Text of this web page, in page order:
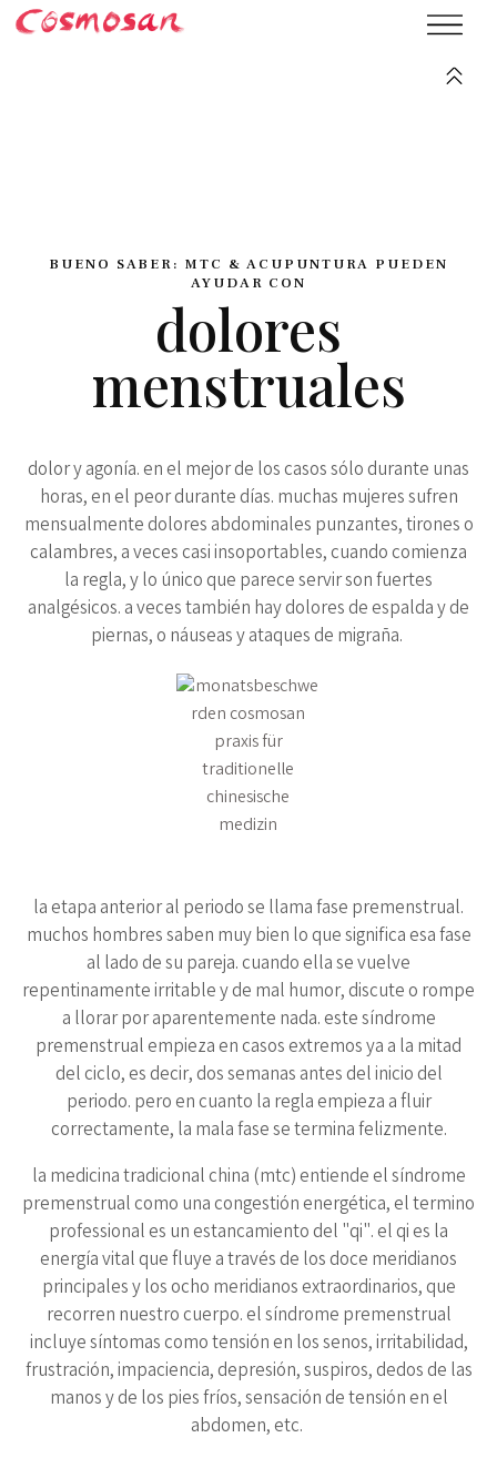
BUENO SABER: MTC & ACUPUNTURA PUEDEN
AYUDAR CON
dolores
menstruales
dolor y agonía. en el mejor de los casos sólo durante unas
horas, en el peor durante días. muchas mujeres sufren
mensualmente dolores abdominales punzantes, tirones o
calambres, a veces casi insoportables, cuando comienza
la regla, y lo único que parece servir son fuertes
analgésicos. a veces también hay dolores de espalda y de
piernas, o náuseas y ataques de migraña.
la etapa anterior al periodo se llama fase premenstrual.
muchos hombres saben muy bien lo que significa esa fase
al lado de su pareja. cuando ella se vuelve
repentinamente irritable y de mal humor, discute o rompe
a llorar por aparentemente nada. este síndrome
premenstrual empieza en casos extremos ya a la mitad
del ciclo, es decir, dos semanas antes del inicio del
periodo. pero en cuanto la regla empieza a fluir
correctamente, la mala fase se termina felizmente.
la medicina tradicional china (mtc) entiende el síndrome
premenstrual como una congestión energética, el termino
professional es un estancamiento del "qi". el qi es la
energía vital que fluye a través de los doce meridianos
principales y los ocho meridianos extraordinarios, que
recorren nuestro cuerpo. el síndrome premenstrual
incluye síntomas como tensión en los senos, irritabilidad,
frustración, impaciencia, depresión, suspiros, dedos de las
manos y de los pies fríos, sensación de tensión en el
abdomen, etc.